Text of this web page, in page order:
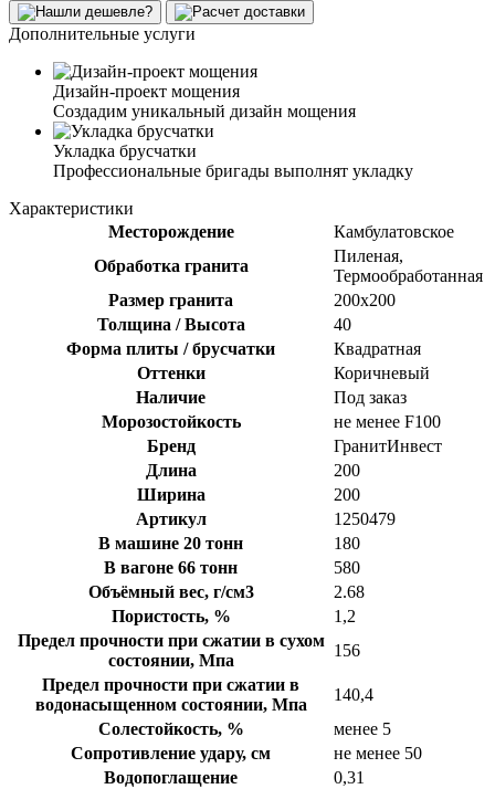
Дополнительные услуги
Дизайн-проект мощения
Создадим уникальный дизайн мощения
Укладка брусчатки
Профессиональные бригады выполнят укладку
Характеристики
Месторождение
Камбулатовское
Обработка гранита
Пиленая,
Термообработанная
Размер гранита
200х200
Толщина / Высота
40
Форма плиты / брусчатки
Квадратная
Оттенки
Коричневый
Наличие
Под заказ
Морозостойкость
не менее F100
Бренд
ГранитИнвест
Длина
200
Ширина
200
Артикул
1250479
В машине 20 тонн
180
В вагоне 66 тонн
580
Объёмный вес, г/см3
2.68
Пористость, %
1,2
Предел прочности при сжатии в сухом
состоянии, Мпа
156
Предел прочности при сжатии в
водонасыщенном состоянии, Мпа
140,4
Солестойкость, %
менее 5
Сопротивление удару, см
не менее 50
Водопоглащение
0,31